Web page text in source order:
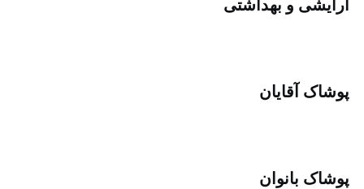
و بهداشتی
آقایان
بانوان